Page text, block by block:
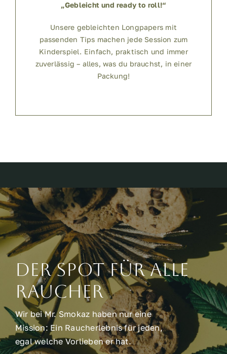
„Gebleicht und ready to roll!“
Unsere gebleichten Longpapers mit
passenden Tips machen jede Session zum
Kinderspiel. Einfach, praktisch und immer
zuverlässig – alles, was du brauchst, in einer
Packung!
Der Spot für alle
raucher
Wir bei Mr. Smokaz haben nur eine
Mission: Ein Raucherlebnis für jeden,
egal welche Vorlieben er hat.